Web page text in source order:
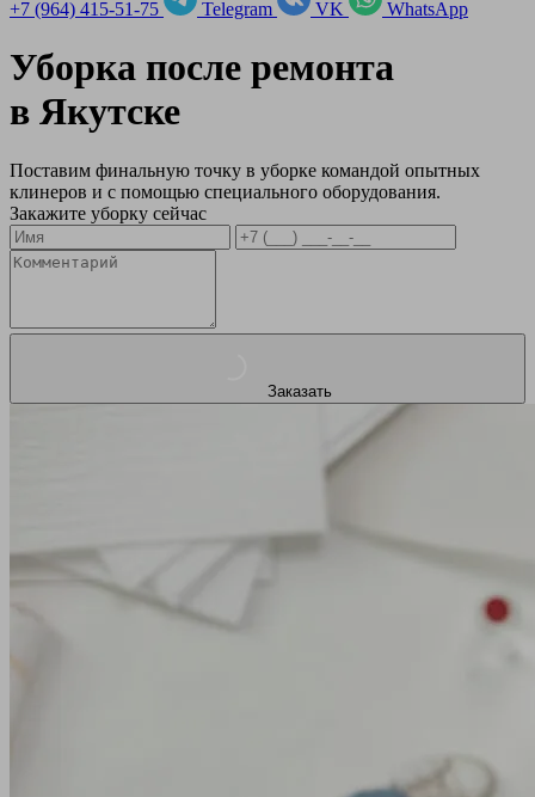
+7 (964) 415-51-75 Telegram VK WhatsApp
Уборка после ремонта
в Якутске
Поставим финальную точку в уборке командой опытных
клинеров и с помощью специального оборудования.
Закажите уборку сейчас
Заказать